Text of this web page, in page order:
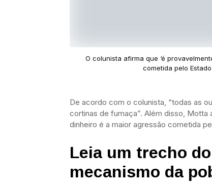
O colunista afirma que ‘é
cometida pelo
De acordo com o colunista, “todas as
cortinas de fumaça”. Além disso, Motta
dinheiro é a maior agressão cometida
Leia um trecho
mecanismo da